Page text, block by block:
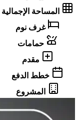
المساحة الإجمالية
غرف نوم
حمامات
مقدم
خطط الدفع
المشروع